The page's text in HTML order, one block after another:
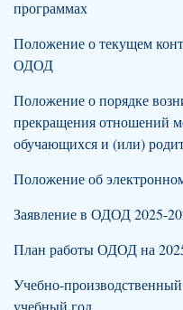
программах
Положение о текущем
ОДОД
Положение о порядке
прекращения отношений
обучающихся и (или)
Положение об
Заявление в ОДОД 2025-
План работы ОДОД на
Учебно-
учебный год